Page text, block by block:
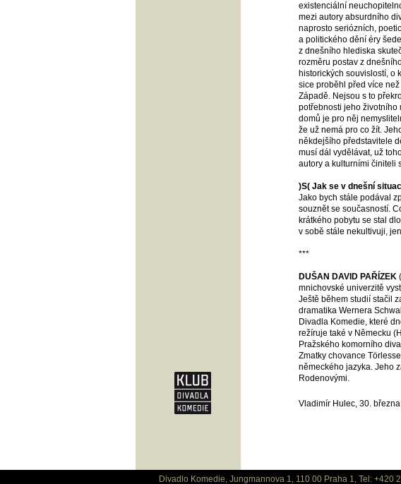
existenciální
mezi autory absurdního
naprosto seriózních,
a politického dění éry
z dnešního hlediska
rozměru postav z
historických souvislostí, o
sice proběhl před více
Západě. Nejsou s to
potřebnosti jeho životního
domů je pro něj
že už nemá pro co žít.
někdejšího představitele
musí dál vydělávat, už
autory a kulturními činiteli
)S( Jak se v dnešní
Jako bych stále podával
souznět se současností.
krátkého pobytu se stal
v sobě stále nekultivuji,
***
DUŠAN DAVID PAŘÍZEK
mnichovské univerzitě
Ještě během studií stačil
dramatika Wernera
Divadla Komedie, které
režíruje také v Německu
Pražského komorního
Zmatky chovance
německého jazyka. Jeho
Rodenovými.
Vladimír Hulec, 30.
Divadlo Komedie, Jungmannova 1, 110 00 Praha 1, Tel: